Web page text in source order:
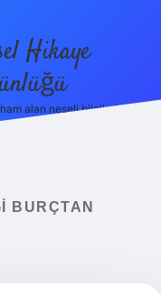
Hikaye
alan neşeli bilgiler!
BURÇTAN